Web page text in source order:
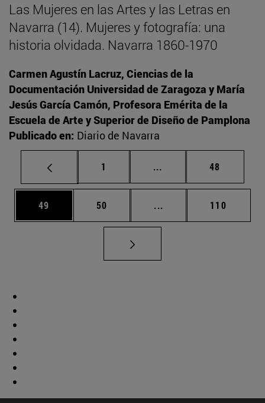
Las Mujeres en las Artes y las Letras en
Navarra (14). Mujeres y fotografía: una
historia olvidada. Navarra 1860-1970
Carmen Agustín Lacruz, Ciencias de la
Documentación Universidad de Zaragoza y María
Jesús García Camón, Profesora Emérita de la
Escuela de Arte y Superior de Diseño de Pamplona
Publicado en: Diario de Navarra
Página
1 ... Páginas intermedias
Página
48
Página
49 Página
50 ... Páginas intermedias
Página
110